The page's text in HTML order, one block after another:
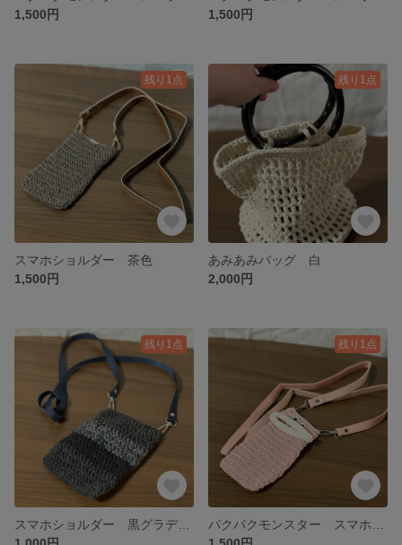
1,500円
1,500円
残り1点
スマホショルダー 茶色
1,500円
残り1点
あみあみバッグ 白
2,000円
残り1点 残り1点